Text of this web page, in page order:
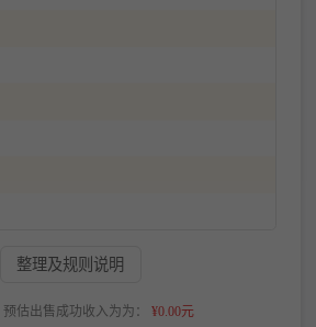
整理及规则说明
预估出售成功收入为为： ¥0.00元